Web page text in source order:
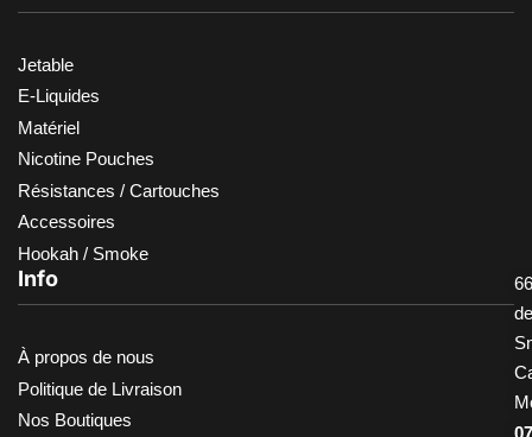
Jetable
E-Liquides
Matériel
Nicotine Pouches
Résistances / Cartouches
Accessoires
Hookah / Smoke
Info
À propos de nous
Politique de Livraison
Nos Boutiques
de
07